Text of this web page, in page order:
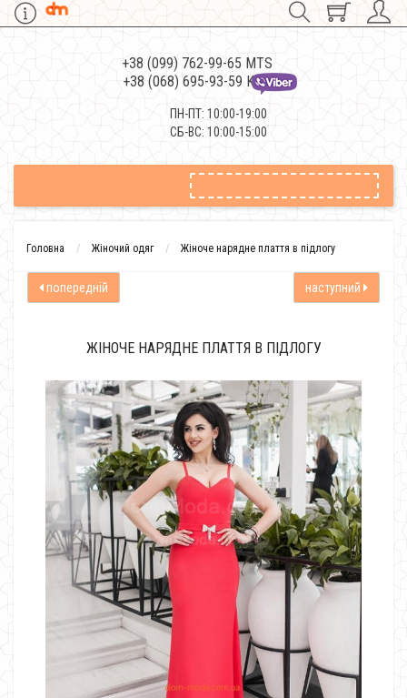
+38 (099) 762-99-65 MTS
+38 (068) 695-93-59 Kievstar
ПН-ПТ: 10:00-19:00
СБ-ВС: 10:00-15:00
Головна Жіночий одяг Жіноче нарядне плаття в підлогу
попередній наступний
ЖІНОЧЕ НАРЯДНЕ ПЛАТТЯ В ПІДЛОГУ